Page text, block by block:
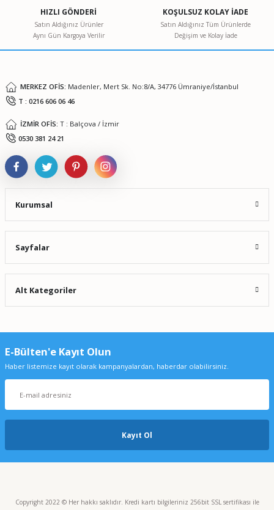
HIZLI GÖNDERİ
Satın Aldığınız Ürünler
Aynı Gün Kargoya Verilir
KOŞULSUZ KOLAY İADE
Satın Aldığınız Tüm Ürünlerde
Değişim ve Kolay İade
MERKEZ OFİS: Madenler, Mert Sk. No:8/A, 34776 Ümraniye/İstanbul
T : 0216 606 06 46
İZMİR OFİS: T : Balçova / İzmir
0530 381 24 21
Kurumsal
Sayfalar
Alt Kategoriler
E-Bülten'e Kayıt Olun
Haber listemize kayıt olarak kampanyalardan, haberdar olabilirsiniz.
Kayıt Ol
Copyright 2022 © Her hakkı saklıdır. Kredi kartı bilgileriniz 256bit SSL sertifikası ile